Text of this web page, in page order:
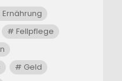
Ernährung
Fellpflege
Geld